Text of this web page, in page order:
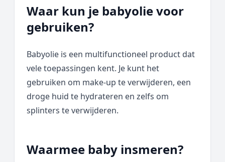
Waar kun je babyolie voor
gebruiken?
Babyolie is een multifunctioneel product dat
vele toepassingen kent. Je kunt het
gebruiken om make-up te verwijderen, een
droge huid te hydrateren en zelfs om
splinters te verwijderen.
Waarmee baby insmeren?